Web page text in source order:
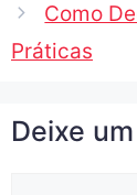
Como
Práticas
Deixe